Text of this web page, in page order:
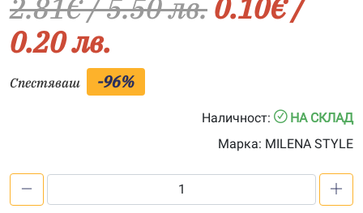
2.81€/ 5.50 лв.0.10€/
0.20 лв.
Спестяваш -96%
Наличност:
НА СКЛАД
Марка: MILENA STYLE